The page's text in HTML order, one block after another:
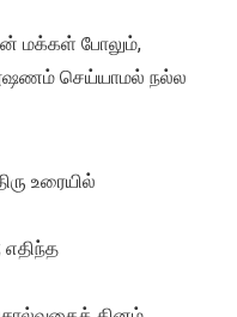
மக்கள் போலும்,
செய்யாமல் நல்ல
உரையில்